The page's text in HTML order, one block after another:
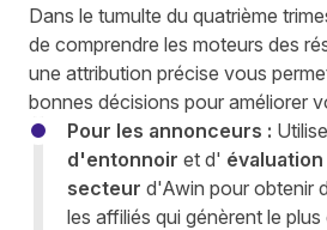
Dans le tumulte du quatrième
de comprendre les moteurs des
une attribution précise vous
bonnes décisions pour améliorer
Pour les annonceurs :
d'entonnoir et d'
secteur d'Awin pour obtenir
les affiliés qui génèrent le